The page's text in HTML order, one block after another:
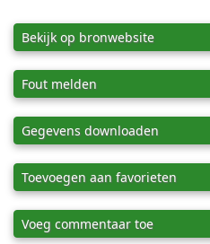
Bekijk op bronwebsite
Fout melden
Gegevens downloaden
Toevoegen aan favorieten
Voeg commentaar toe